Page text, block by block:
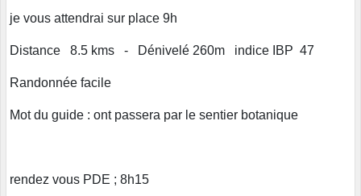
je vous attendrai sur place 9h
Distance 8.5 kms - Dénivelé 260m indice IBP 47
Randonnée facile
Mot du guide : ont passera par le sentier botanique
rendez vous PDE ; 8h15